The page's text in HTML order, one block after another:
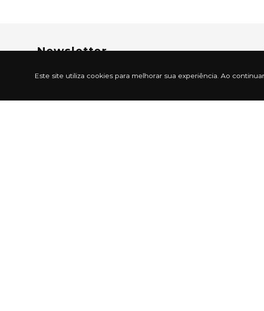
Este site utiliza cookies para melhorar sua experiência. Ao
Newsletter